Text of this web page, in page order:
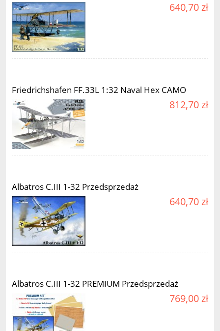
640,70 zł
Friedrichshafen FF.33L 1:32 Naval Hex CAMO
812,70 zł
Albatros C.III 1-32 Przedsprzedaż
640,70 zł
Albatros C.III 1-32 PREMIUM Przedsprzedaż
769,00 zł